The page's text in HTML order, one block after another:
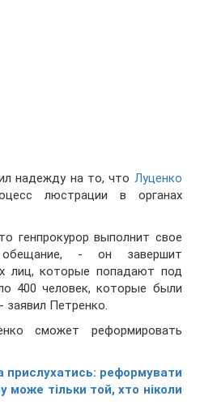
надежду на то, что Луценко
люстрации в органах
генпрокурор выполнит свое
обещание, - он завершит
лиц, которые попадают под
400 человек, которые были
Петренко.
сможет реформировать
прислухатись: реформувати
може тільки той, хто ніколи